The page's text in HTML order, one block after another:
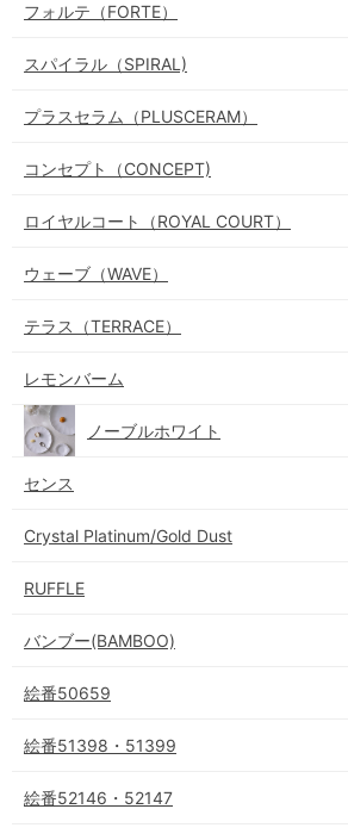
フォルテ（FORTE）
スパイラル（SPIRAL)
プラスセラム（PLUSCERAM）
コンセプト（CONCEPT)
ロイヤルコート（ROYAL COURT）
ウェーブ（WAVE）
テラス（TERRACE）
レモンバーム
ノーブルホワイト
センス
Crystal Platinum/Gold Dust
RUFFLE
バンブー(BAMBOO)
絵番50659
絵番51398・51399
絵番52146・52147